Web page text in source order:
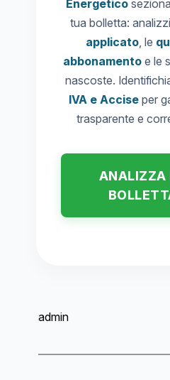
Energetico
tua bolletta:
applicato, le
abbonamento e le
nascoste.
IVA e Accise per
trasparente e
ANALIZZA
admin